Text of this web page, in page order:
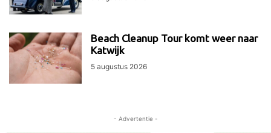
Beach Cleanup Tour komt weer naar
Katwijk
5 augustus 2026
- Advertentie -